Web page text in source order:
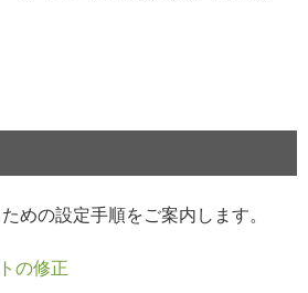
めの設定手順をご案内します。
の修正